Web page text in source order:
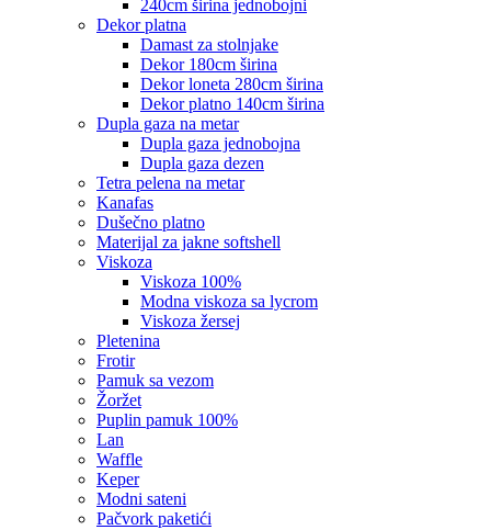
240cm širina jednobojni
dekor platna
damast za stolnjake
dekor 180cm širina
dekor loneta 280cm širina
dekor platno 140cm širina
dupla gaza na metar
dupla gaza jednobojna
dupla gaza dezen
tetra pelena na metar
kanafas
dušečno platno
materijal za jakne softshell
viskoza
viskoza 100%
modna viskoza sa lycrom
viskoza žersej
pletenina
frotir
pamuk sa vezom
žoržet
puplin pamuk 100%
lan
waffle
keper
modni sateni
pačvork paketići